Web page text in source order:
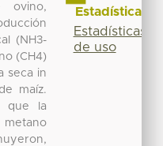
ovino,
(NH3-
(CH4)
seca in
maíz.
que la
Estadísticas
Estadísticas
de uso